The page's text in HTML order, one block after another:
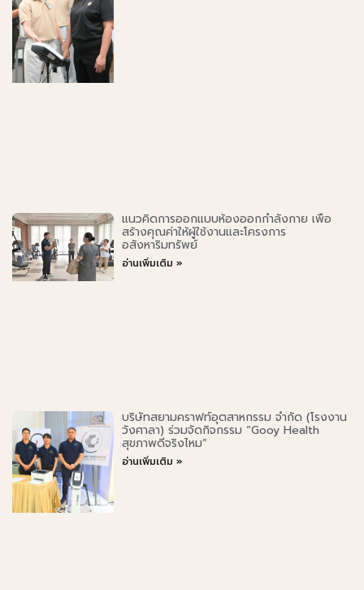
แนวคิดการออกแบบห้องออกกำลังกาย เพื่อ
สร้างคุณค่าให้ผู้ใช้งานและโครงการ
อสังหาริมทรัพย์
อ่านเพิ่มเติม »
บริษัทสยามคราฟท์อุตสาหกรรม จำกัด (โรงงาน
วังศาลา) ร่วมจัดกิจกรรม “Gooy Health
สุขภาพดีจริงไหม”
อ่านเพิ่มเติม »